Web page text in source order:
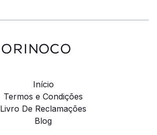
Início
Termos e Condições
Livro De Reclamações
Blog